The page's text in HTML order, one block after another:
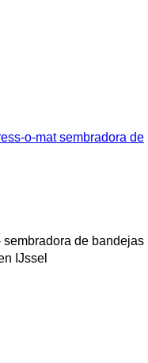
o-mat sembradora de
de bandejas
IJssel